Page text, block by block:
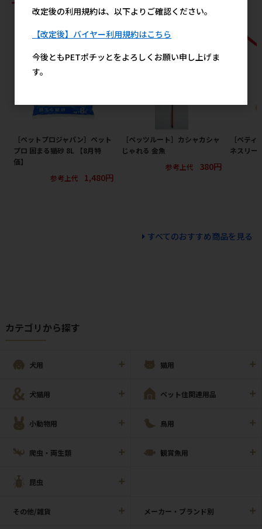
［ペットプロジャパン］ペット
プロ 固まる猫砂 8L 【8月特
価】
参考上代
1,480円
［ペッツルート］カシャカシャ
じゃれる 金魚
参考上代
380円
［ペテ
ネスリー
すべてのおすすめ商品を見る
カテゴリから探す
犬用 猫用
犬猫用 ペット住関連用品
小動物用 鳥用
爬虫・両生類 観賞魚用
昆虫
その他/雑貨 メーカー・ブランド別
改定後の利用規約は、以下よりご確認ください。
【改定後】バイヤー利用規約はこちら
今後ともPETポチッとをよろしくお願い申し上げま
す。